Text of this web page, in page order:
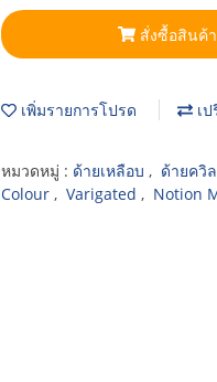
สั่งซื้อสินค้า
เพิ่มรายการโปรด เ
หมวดหมู่ : ด้ายเหลือบ , ด้ายควิ
Colour , Varigated , Notion